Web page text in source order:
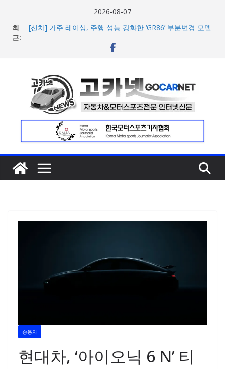
2026-08-07
최
근:
[신차] 가주 레이싱, 주행 성능 강화한 ‘GR86’ 부분변경 모델
한국타이어, ‘BMW i7’에 신차용 타이어로 아이온 제품군 3
에디션 컬렉선’ 5종 공개
현대차 8세대 아반떼, 계약 개시 첫 날 1만대 돌파… 인스퍼
레이션 트림 52% 차지
아우디, 405일 만에 완성한 초고성능 슈퍼카 ‘누볼라리’ 제
작 비하인드 영상 공개
승용차
현대차, ‘아이오닉 6 N’ 티